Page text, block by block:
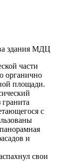
здания МДЦ
части
органично
площади.
с
и
свои